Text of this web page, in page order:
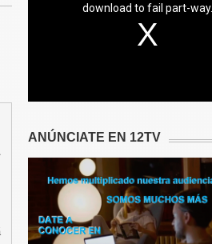
download to fail part-way.
ANÚNCIATE EN 12TV